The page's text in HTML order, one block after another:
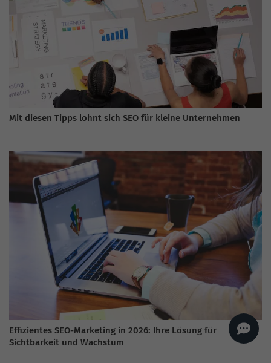
Mit diesen Tipps lohnt sich SEO für kleine Unternehmen
Effizientes SEO-Marketing in 2026: Ihre Lösung für
Sichtbarkeit und Wachstum
Sales Manager
Hallo, willkommen bei
Backlinks, Beratung und
Zugang.
Zum Angebot.